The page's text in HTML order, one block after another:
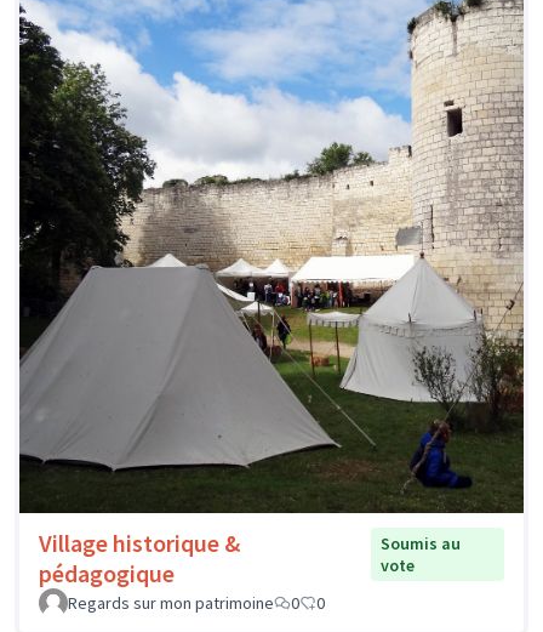
Village historique &
pédagogique
Soumis au
vote
Regards sur mon patrimoine
0 0